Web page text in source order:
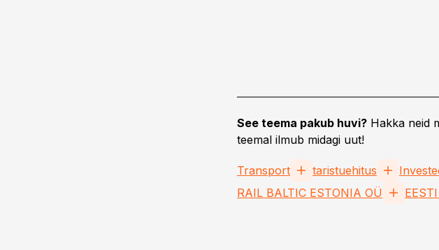
See teema pakub huvi? Hakka neid
teemal ilmub midagi uut!
Transport taristuehitus
RAIL BALTIC ESTONIA OÜ